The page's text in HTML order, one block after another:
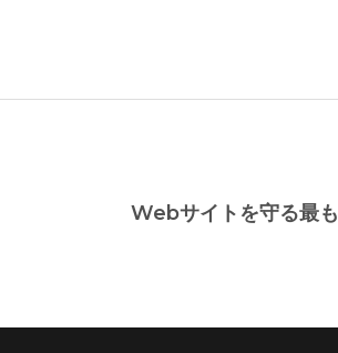
Webサイトを守る最